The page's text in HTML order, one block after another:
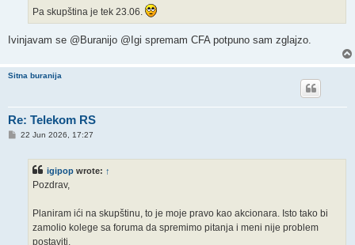
Pa skupština je tek 23.06.
Ivinjavam se @Buranijo @Igi spremam CFA potpuno sam zglajzo.
Sitna buranija
Re: Telekom RS
P22 Jun 2026, 17:27
igipop wrote: ↑
Pozdrav,
Planiram ići na skupštinu, to je moje pravo kao akcionara. Isto tako bi
zamolio kolege sa foruma da spremimo pitanja i meni nije problem
postaviti.